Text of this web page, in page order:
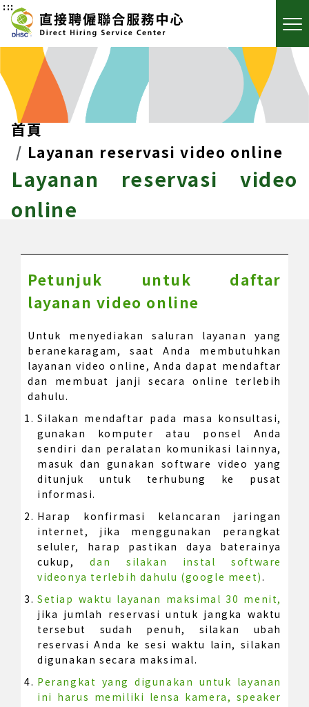
:::
首頁
Layanan reservasi video online
Layanan reservasi video
online
Petunjuk untuk daftar
layanan video online
Untuk menyediakan saluran layanan yang
beranekaragam, saat Anda membutuhkan
layanan video online, Anda dapat mendaftar
dan membuat janji secara online terlebih
dahulu.
Silakan mendaftar pada masa konsultasi,
gunakan komputer atau ponsel Anda
sendiri dan peralatan komunikasi lainnya,
masuk dan gunakan software video yang
ditunjuk untuk terhubung ke pusat
informasi.
Harap konfirmasi kelancaran jaringan
internet, jika menggunakan perangkat
seluler, harap pastikan daya baterainya
cukup,dan silakan instal software
videonya terlebih dahulu (google meet).
Setiap waktu layanan maksimal 30 menit,
jika jumlah reservasi untuk jangka waktu
tersebut sudah penuh, silakan ubah
reservasi Anda ke sesi waktu lain, silakan
digunakan secara maksimal.
Perangkat yang digunakan untuk layanan
ini harus memiliki lensa kamera, speaker